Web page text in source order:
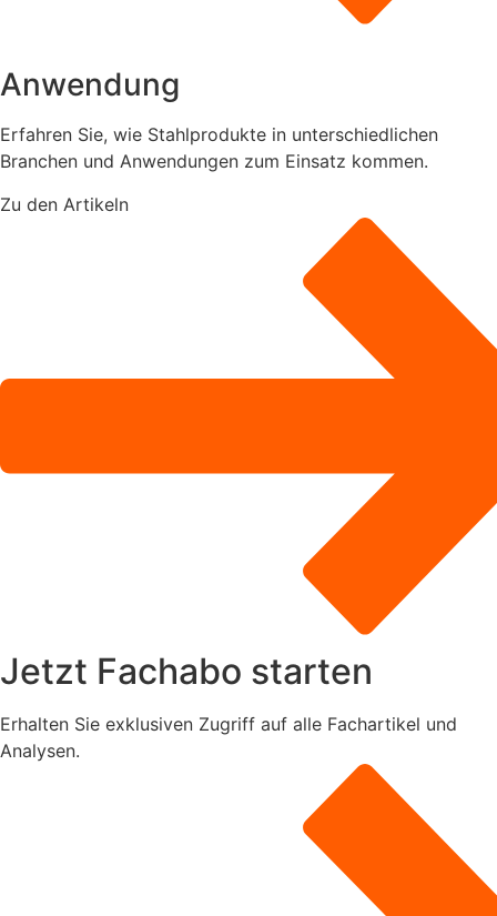
Anwendung
Erfahren Sie, wie Stahlprodukte in unterschiedlichen
Branchen und Anwendungen zum Einsatz kommen.
Zu den Artikeln
Jetzt Fachabo starten
Erhalten Sie exklusiven Zugriff auf alle Fachartikel und
Analysen.